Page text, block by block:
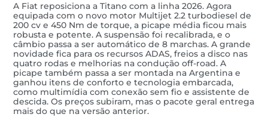
A Fiat reposiciona a Titano com a linha 2026. Agora
equipada com o novo motor Multijet 2.2 turbodiesel de
200 cv e 450 Nm de torque, a picape média ficou mais
robusta e potente. A suspensão foi recalibrada, e o
câmbio passa a ser automático de 8 marchas. A grande
novidade fica para os recursos ADAS, freios a disco nas
quatro rodas e melhorias na condução off-road. A
picape também passa a ser montada na Argentina e
ganhou itens de conforto e tecnologia embarcada,
como multimídia com conexão sem fio e assistente de
descida. Os preços subiram, mas o pacote geral entrega
mais do que na versão anterior.